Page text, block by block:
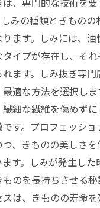
みの種類ときものの
ます。しみには、
イプが存在し、そ
ます。しみ抜き専門
適な方法を選択し
細な繊維を傷めず
す。プロフェッシ
、きものの美しさ
す。しみが発生した
のを長持ちさせる
は、きものの寿命